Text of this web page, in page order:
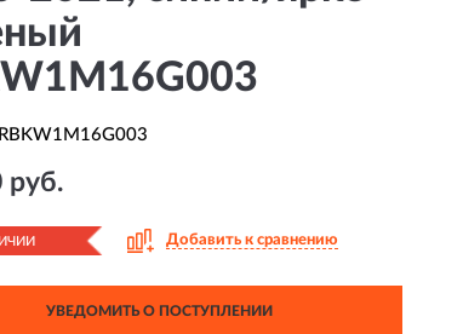
RBKW1M16G003
руб.
Добавить к сравнению
УВЕДОМИТЬ О ПОСТУПЛЕНИИ